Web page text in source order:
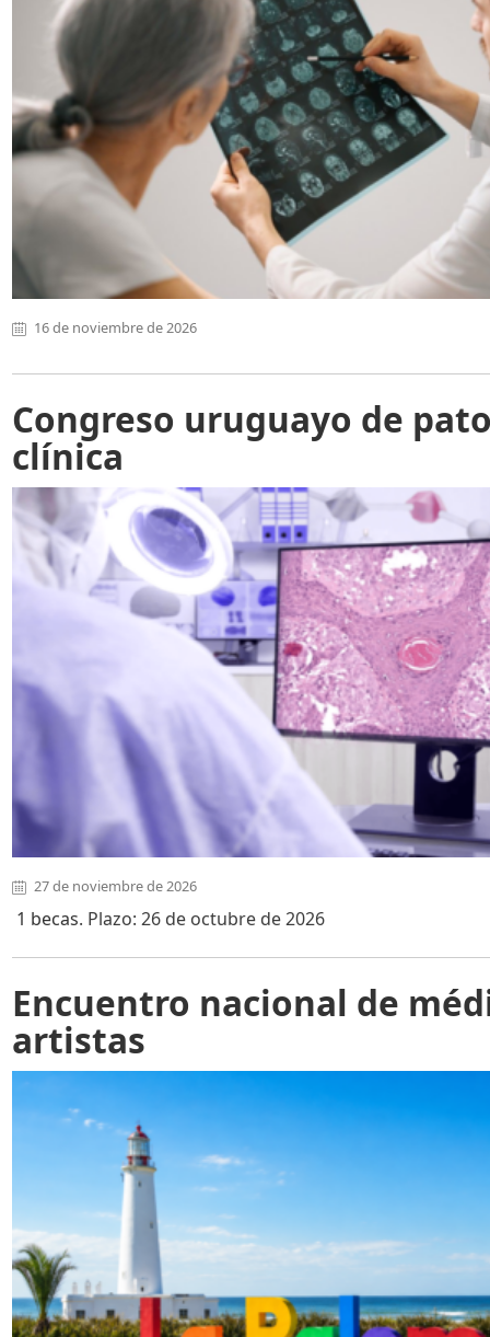
16 de noviembre de 2026
Congreso uruguayo de
clínica
27 de noviembre de 2026
1 becas. Plazo: 26 de octubre de 2026
Encuentro nacional de
artistas